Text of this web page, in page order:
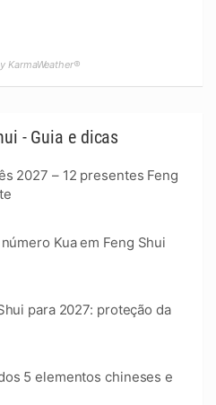
- Guia e dicas
2027 – 12 presentes Feng
Kua em Feng Shui
para 2027: proteção da
5 elementos chineses e
KarmaWeather®